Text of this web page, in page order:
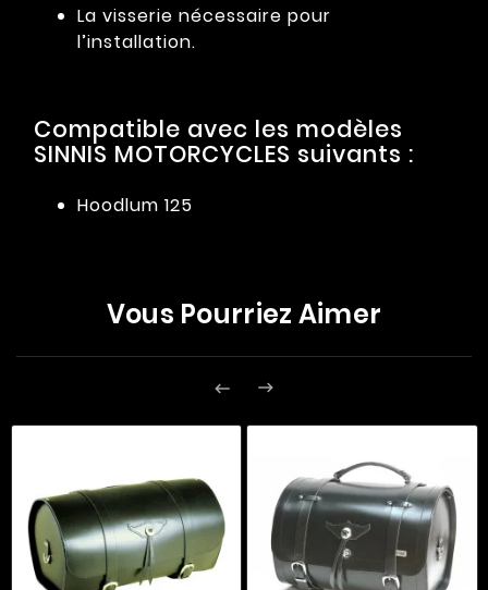
La visserie nécessaire pour
l’installation.
Compatible avec les modèles
SINNIS MOTORCYCLES suivants :
Hoodlum 125
Vous Pourriez Aimer
 